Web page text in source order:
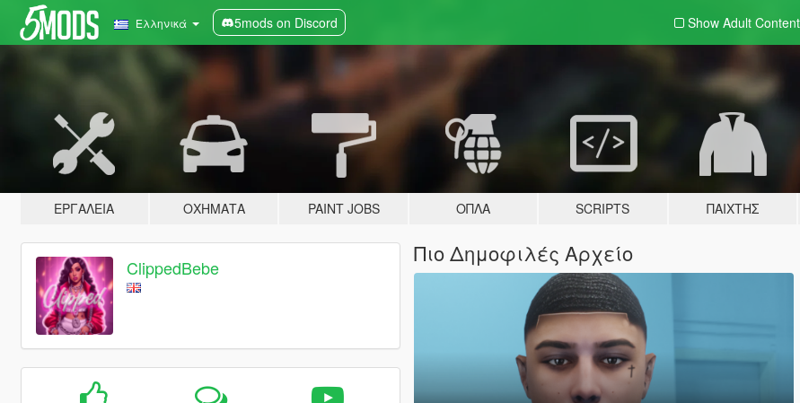
Ελληνικά 5mods on Discord Show Adult Content
ΕΡΓΑΛΕΊΑ ΟΧΉΜΑΤΑ PAINT JOBS ΌΠΛΑ SCRIPTS ΠΑΊΧΤΗΣ
ClippedBebe
Πιο Δημοφιλές Αρχείο